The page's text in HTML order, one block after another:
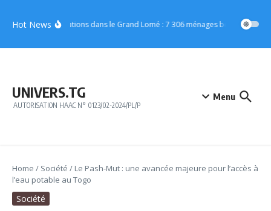
Hot NewsInondations dans le Grand Lomé : 7 306 ménages bénéficient
UNIVERS.TG
AUTORISATION HAAC N° 0123/02-2024/PL/P
Menu
Home / Société / Le Pash-Mut : une avancée majeure pour l’accès à
l’eau potable au Togo
Société